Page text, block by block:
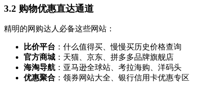
3.2 购物优惠直达通道
精明的网购达人必备这些网站：
比价平台 ：什么值得买、慢慢买历史价格查询
官方商城 ：天猫、京东、拼多多品牌旗舰店
海淘导航 ：亚马逊全球站、考拉海购、洋码头
优惠聚合 ：领券网站大全、银行信用卡优惠专区